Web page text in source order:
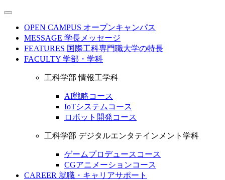
OPEN CAMPUS オープンキャンパス
MESSAGE 学長メッセージ
FEATURES 国際工科専門職大学の特長
FACULTY 学部・学科
工科学部 情報工学科
AI戦略コース
IoTシステムコース
ロボット開発コース
工科学部 デジタルエンタテインメント学科
ゲームプロデュースコース
CGアニメーションコース
CAREER 就職・キャリアサポート